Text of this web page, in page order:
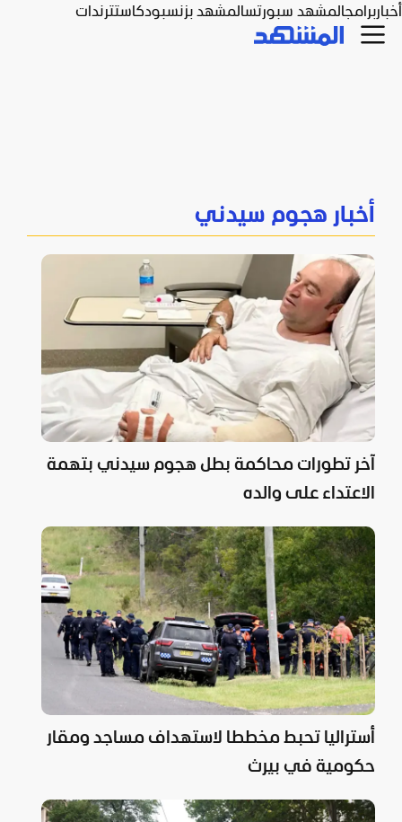
أخباربرامجالمشهد سبورتسالمشهد بزنسبودكاستترندات
أخبار هجوم سيدني
آخر تطورات محاكمة بطل هجوم سيدني بتهمة
الاعتداء على والده
أستراليا تحبط مخططا لاستهداف مساجد ومقار
حكومية في بيرث